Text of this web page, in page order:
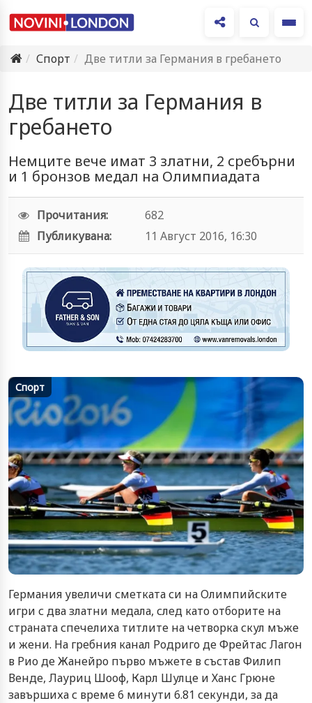
Спорт
Две титли за Германия в гребането
Две титли за Германия в
гребането
Немците вече имат 3 златни, 2 сребърни
и 1 бронзов медал на Олимпиадата
Прочитания:
682
Публикувана:
11 Август 2016, 16:30
Спорт
Германия увеличи сметката си на Олимпийските
игри с два златни медала, след като отборите на
страната спечелиха титлите на четворка скул мъже
и жени. На гребния канал Родриго де Фрейтас Лагон
в Рио де Жанейро първо мъжете в състав Филип
Венде, Лауриц Шооф, Карл Шулце и Ханс Грюне
завършиха с време 6 минути 6.81 секунди, за да